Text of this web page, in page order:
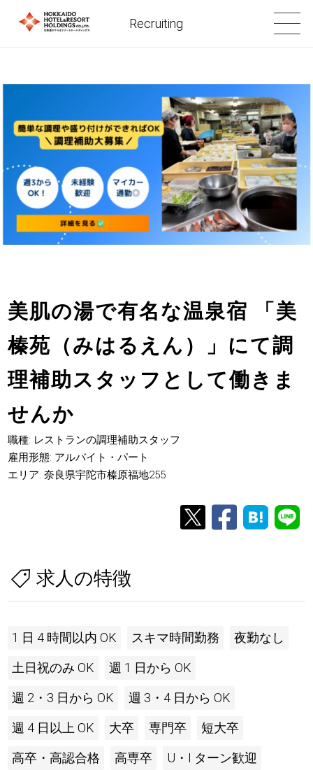
Recruiting
美肌の湯で有名な温泉宿 「美
榛苑（みはるえん）」にて調
理補助スタッフとして働きま
せんか
職種: レストランの調理補助スタッフ
雇用形態: アルバイト・パート
エリア: 奈良県宇陀市榛原福地255
求人の特徴
1 日 4 時間以内 OK スキマ時間勤務 夜勤なし
土日祝のみ OK 週 1 日から OK
週 2・3 日から OK 週 3・4 日から OK
週 4 日以上 OK 大卒 専門卒 短大卒
高卒・高認合格 高専卒 U・I ターン歓迎